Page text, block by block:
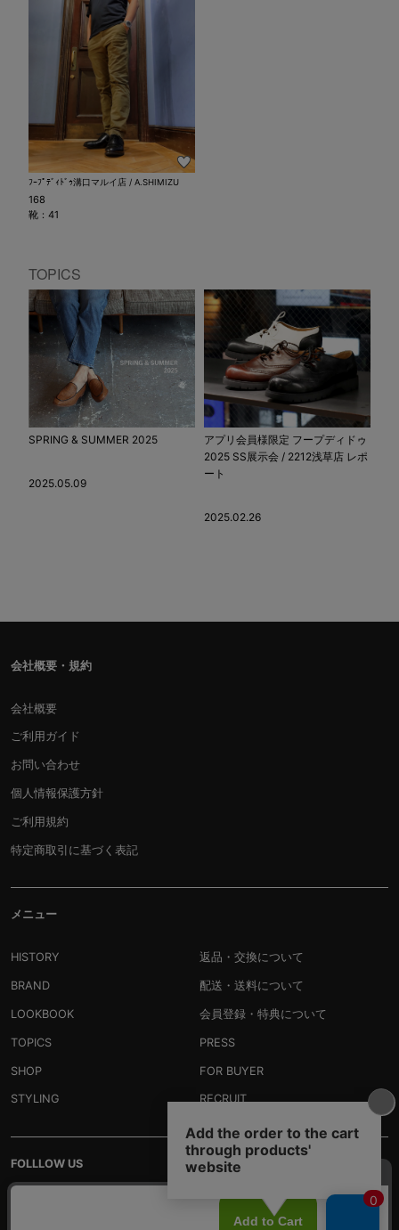
ﾌｰﾌﾟﾃﾞｨﾄﾞｩ溝口マルイ店 / A.SHIMIZU
168
靴：41
TOPICS
SPRING & SUMMER 2025
2025.05.09
アプリ会員様限定 フープディドゥ
2025 SS展示会 / 2212浅草店 レポ
ート
2025.02.26
会社概要・規約
会社概要
ご利用ガイド
お問い合わせ
個人情報保護方針
ご利用規約
特定商取引に基づく表記
メニュー
HISTORY
BRAND
LOOKBOOK
TOPICS
SHOP
STYLING
返品・交換について
配送・送料について
会員登録・特典について
PRESS
FOR BUYER
RECRUIT
FOLLLOW US